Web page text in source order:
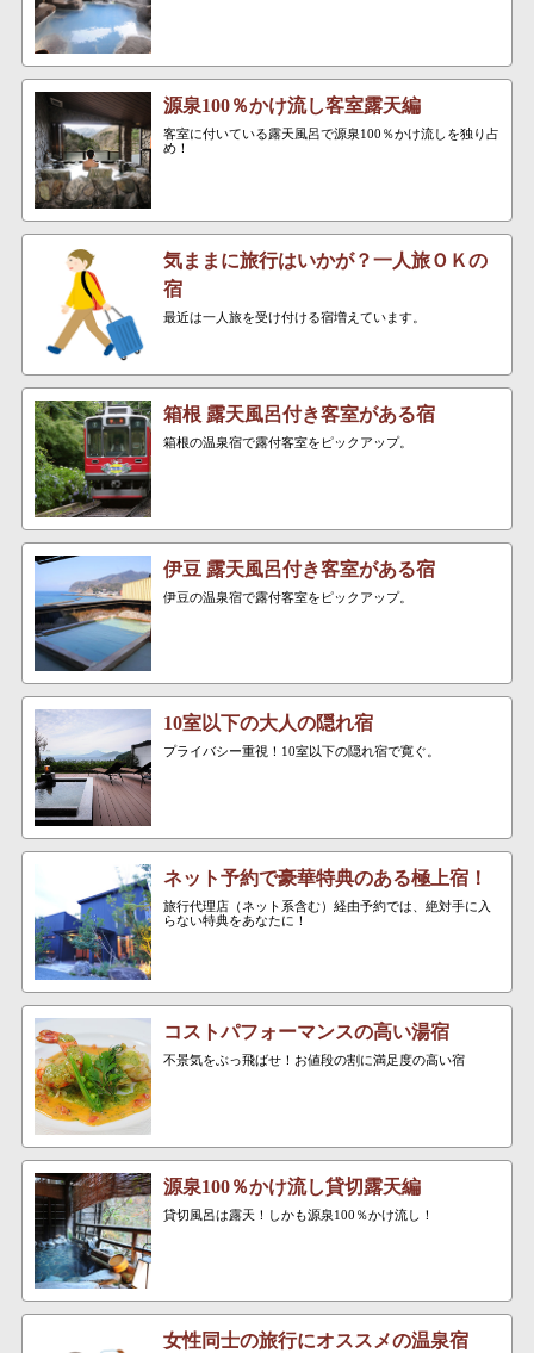
源泉100％かけ流し客室露天編
客室に付いている露天風呂で源泉100％かけ流しを独り占
め！
気ままに旅行はいかが？一人旅ＯＫの
宿
最近は一人旅を受け付ける宿増えています。
箱根 露天風呂付き客室がある宿
箱根の温泉宿で露付客室をピックアップ。
伊豆 露天風呂付き客室がある宿
伊豆の温泉宿で露付客室をピックアップ。
10室以下の大人の隠れ宿
プライバシー重視！10室以下の隠れ宿で寛ぐ。
ネット予約で豪華特典のある極上宿！
旅行代理店（ネット系含む）経由予約では、絶対手に入
らない特典をあなたに！
コストパフォーマンスの高い湯宿
不景気をぶっ飛ばせ！お値段の割に満足度の高い宿
源泉100％かけ流し貸切露天編
貸切風呂は露天！しかも源泉100％かけ流し！
女性同士の旅行にオススメの温泉宿